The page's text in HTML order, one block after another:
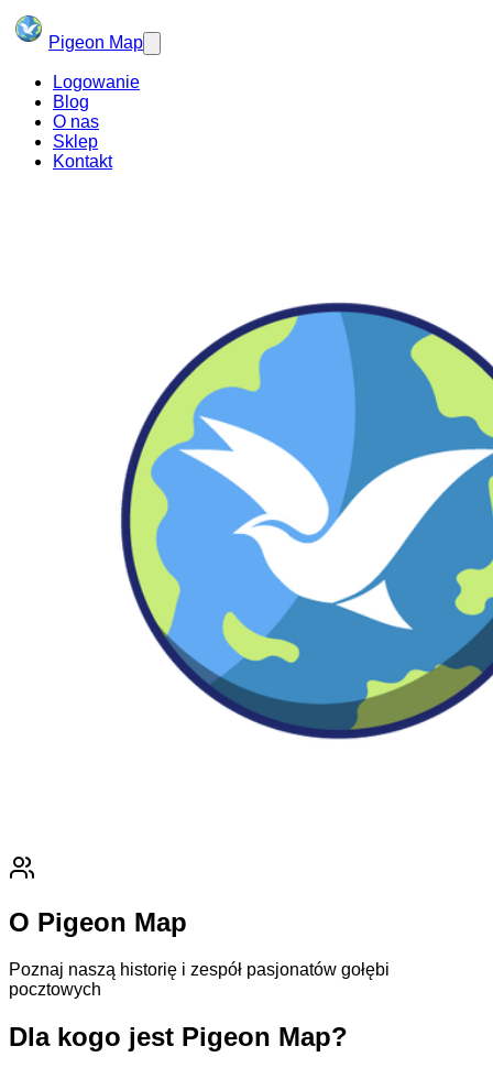
Pigeon Map
Logowanie
Blog
O nas
Sklep
Kontakt
O Pigeon Map
Poznaj naszą historię i zespół pasjonatów gołębi
pocztowych
Dla kogo jest Pigeon Map?